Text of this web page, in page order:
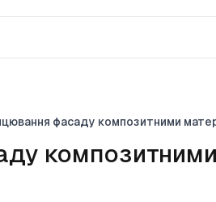
фасаду композитними